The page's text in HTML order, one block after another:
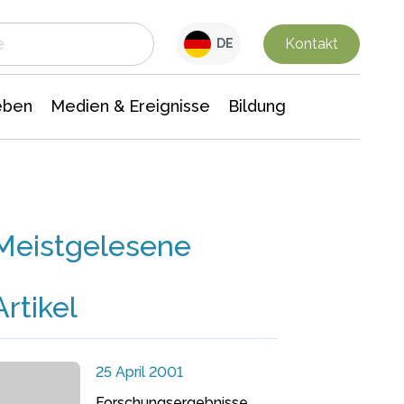
DE Kontakt
Medien & Ereignisse Bildung
25 April 2001